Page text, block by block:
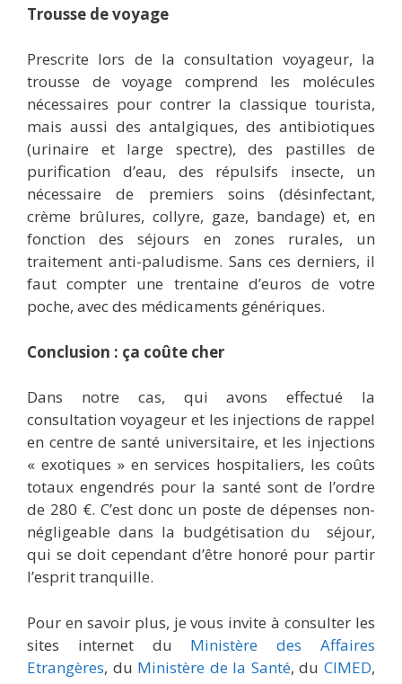
Trousse de voyage
Prescrite lors de la consultation voyageur, la
trousse de voyage comprend les molécules
nécessaires pour contrer la classique tourista,
mais aussi des antalgiques, des antibiotiques
(urinaire et large spectre), des pastilles de
purification d’eau, des répulsifs insecte, un
nécessaire de premiers soins (désinfectant,
crème brûlures, collyre, gaze, bandage) et, en
fonction des séjours en zones rurales, un
traitement anti-paludisme. Sans ces derniers, il
faut compter une trentaine d’euros de votre
poche, avec des médicaments génériques.
Conclusion : ça coûte cher
Dans notre cas, qui avons effectué la
consultation voyageur et les injections de rappel
en centre de santé universitaire, et les injections
« exotiques » en services hospitaliers, les coûts
totaux engendrés pour la santé sont de l’ordre
de 280 €. C’est donc un poste de dépenses non-
négligeable dans la budgétisation du séjour,
qui se doit cependant d’être honoré pour partir
l’esprit tranquille.
Pour en savoir plus, je vous invite à consulter les
sites internet du Ministère des Affaires
Etrangères, du Ministère de la Santé, duCIMED,